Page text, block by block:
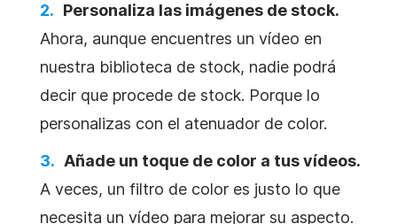
Personaliza las imágenes de stock.
Ahora, aunque encuentres un vídeo en
nuestra biblioteca de stock, nadie podrá
decir que procede de stock. Porque lo
personalizas con el atenuador de color.
Añade un toque de color a tus vídeos.
A veces, un filtro de color es justo lo que
necesita un vídeo para mejorar su aspecto.